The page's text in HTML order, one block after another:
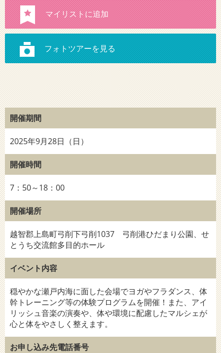
開催期間
2025年9月28日（日）
開催時間
7：50～18：00
開催場所
越智郡上島町弓削下弓削1037 弓削港ひだまり公園、せ
とうち交流館多目的ホール
イベント内容
穏やかな瀬戸内海に面した会場でヨガやフラダンス、体
幹トレーニング等の体験プログラムを開催！また、アイ
リッシュ音楽の演奏や、体や環境に配慮したマルシェが
心と体をやさしく整えます。
お申し込み先電話番号